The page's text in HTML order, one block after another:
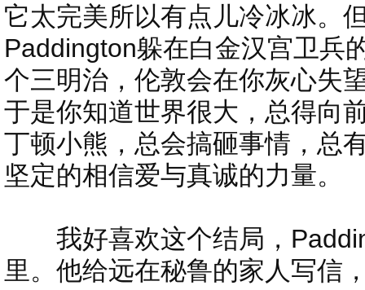
它太完美所以有点儿冷冰冰。
Paddington躲在白金汉宫卫兵
个三明治，伦敦会在你灰心失
于是你知道世界很大，总得向
丁顿小熊，总会搞砸事情，总
坚定的相信爱与真诚的力量。
我好喜欢这个结局，
里。他给远在秘鲁的家人写信